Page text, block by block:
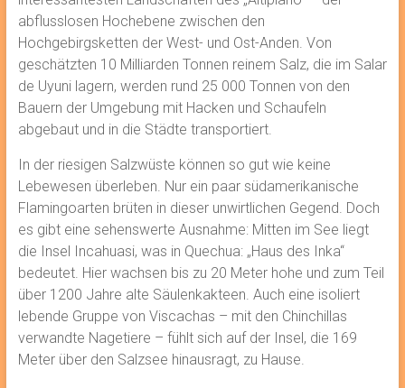
abflusslosen Hochebene zwischen den
Hochgebirgsketten der West- und Ost-Anden. Von
geschätzten 10 Milliarden Tonnen reinem Salz, die im Salar
de Uyuni lagern, werden rund 25 000 Tonnen von den
Bauern der Umgebung mit Hacken und Schaufeln
abgebaut und in die Städte transportiert.
In der riesigen Salzwüste können so gut wie keine
Lebewesen überleben. Nur ein paar südamerikanische
Flamingoarten brüten in dieser unwirtlichen Gegend. Doch
es gibt eine sehenswerte Ausnahme: Mitten im See liegt
die Insel Incahuasi, was in Quechua: „Haus des Inka“
bedeutet. Hier wachsen bis zu 20 Meter hohe und zum Teil
über 1200 Jahre alte Säulenkakteen. Auch eine isoliert
lebende Gruppe von Viscachas – mit den Chinchillas
verwandte Nagetiere – fühlt sich auf der Insel, die 169
Meter über den Salzsee hinausragt, zu Hause.